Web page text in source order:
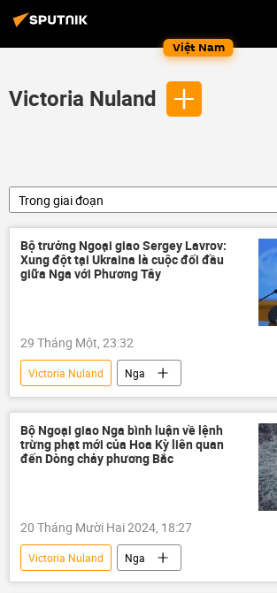
Việt Nam
Victoria Nuland
Trong giai đoạn
Bộ trưởng Ngoại giao Sergey Lavrov:
Xung đột tại Ukraina là cuộc đối đầu
giữa Nga với Phương Tây
29 Tháng Một, 23:32
Victoria Nuland
Nga
Bộ Ngoại giao Nga
Sergey Lavrov
Chiến dịch quân sự đặc biệt tại Ukraina
Ukraina
Cuộc khủng hoảng ở Ukraina
phương Tây
Bộ Ngoại giao Nga bình luận về lệnh
trừng phạt mới của Hoa Kỳ liên quan
đến Dòng chảy phương Bắc
20 Tháng Mười Hai 2024, 18:27
Victoria Nuland
Nga
Bộ Ngoại giao Nga
Maria Zakharova